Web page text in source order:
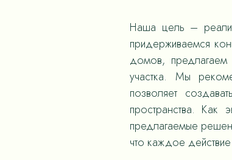
Наша цель –
придерживаемся
домов,
участка. Мы
позволяет
пространства. Как
предлагаемые
что каждое